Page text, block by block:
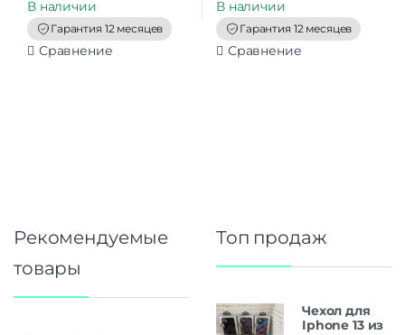
В наличии
Гарантия 12 месяцев
Сравнение
t
o
f
5
В наличии
Гарантия 12 месяцев
Сравнение
Рекомендуемые
товары
Топ продаж
Чехол для
Iphone 13 из